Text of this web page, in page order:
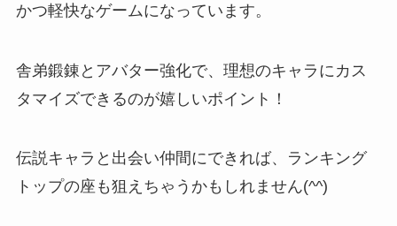
かつ軽快なゲームになっています。
舎弟鍛錬とアバター強化で、 理想のキャラにカス
タマイズできるのが嬉しいポイント！
伝説キャラと出会い仲間にできれば、ランキング
トップの座も狙えちゃうかもしれません(^^)